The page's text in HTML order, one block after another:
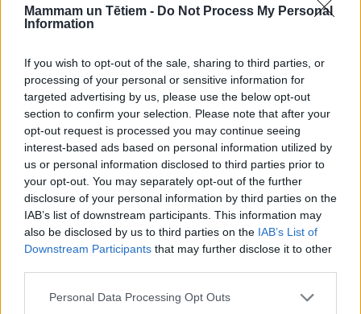
Mammam un Tētiem - Do Not Process My Personal
Information
If you wish to opt-out of the sale, sharing to third parties, or
processing of your personal or sensitive information for
targeted advertising by us, please use the below opt-out
section to confirm your selection. Please note that after your
opt-out request is processed you may continue seeing
interest-based ads based on personal information utilized by
us or personal information disclosed to third parties prior to
your opt-out. You may separately opt-out of the further
disclosure of your personal information by third parties on the
IAB’s list of downstream participants. This information may
also be disclosed by us to third parties on the IAB’s List of
Downstream Participants that may further disclose it to other
Personal Data Processing Opt Outs
Kāda iezīmējas bērna nākotne?
ievainotu pašvērtību. Secīgi turpmākajā dzīvē
ievainojums prasa dziedināšanos: vieni to atrod
alkoholā, citi azartspēlēs, vēl citi darbaholismā vai
kaismīgā sportošanā. Savukārt līdzatkarīgais savu
ievainojumu “ārstē” ar pārspīlētām rūpēm par otru –
šādā rīcībā viņš redz savu vērtību. Abiem ir vienota
problēma – atbildību par savu dzīvi viņi uzkrauj
otram. Atkarīgais domā: kad citi pret mani beigs
slikti izturēties, es pārstāšu dzert. Līdzatkarīgais
partneris dzer, spēlē azartspēles, bez mitas strādā